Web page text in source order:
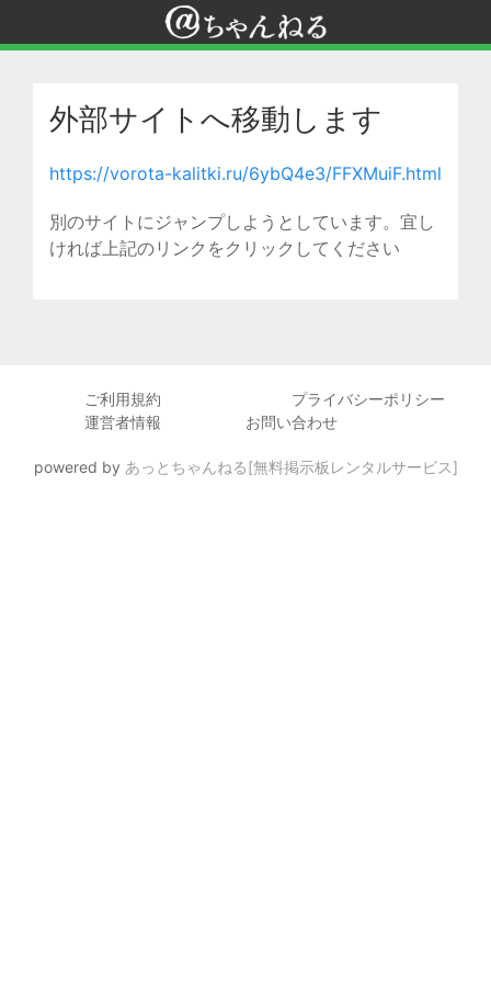
外部サイトへ移動します
https://vorota-kalitki.ru/6ybQ4e3/FFXMuiF.html
別のサイトにジャンプしようとしています。宜し
ければ上記のリンクをクリックしてください
ご利用規約
プライバシーポリシー
運営者情報
お問い合わせ
powered by あっとちゃんねる[無料掲示板レンタルサービス]